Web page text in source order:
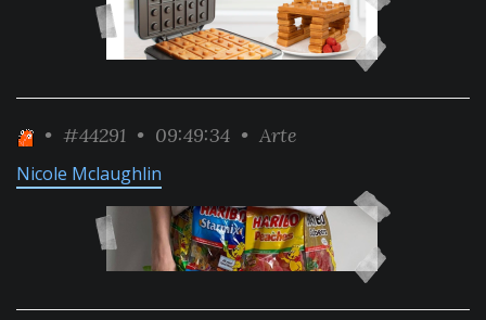
• #44291 • 09:49:34 • Arte
Nicole Mclaughlin